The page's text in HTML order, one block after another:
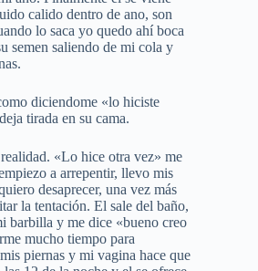
calido dentro de ano, son
lo saca yo quedo ahí boca
semen saliendo de mi cola y
diciendome «lo hiciste
tirada en su cama.
«Lo hice otra vez» me
a arrepentir, llevo mis
desaprecer, una vez más
la tentación. El sale del baño,
barbilla y me dice «bueno creo
mucho tiempo para
piernas y mi vagina hace que